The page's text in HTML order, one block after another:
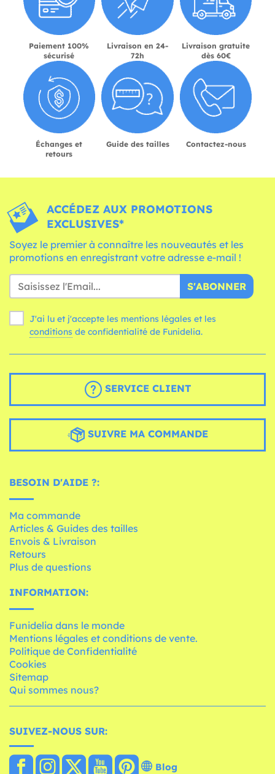
Paiement 100%
sécurisé
Livraison en 24-
72h
Livraison gratuite
dès 60€
Échanges et
retours
Guide des tailles Contactez-nous
ACCÉDEZ AUX PROMOTIONS
EXCLUSIVES*
Soyez le premier à connaître les nouveautés et les
promotions en enregistrant votre adresse e-mail !
S'ABONNER
J'ai lu et j'accepte les mentions légales et les
conditions de confidentialité de Funidelia.
SERVICE CLIENT
SUIVRE MA COMMANDE
BESOIN D'AIDE ?:
Ma commande
Articles & Guides des tailles
Envois & Livraison
Retours
Plus de questions
INFORMATION:
Funidelia dans le monde
Mentions légales et conditions de vente.
Politique de Confidentialité
Cookies
Sitemap
Qui sommes nous?
SUIVEZ-NOUS SUR:
Blog